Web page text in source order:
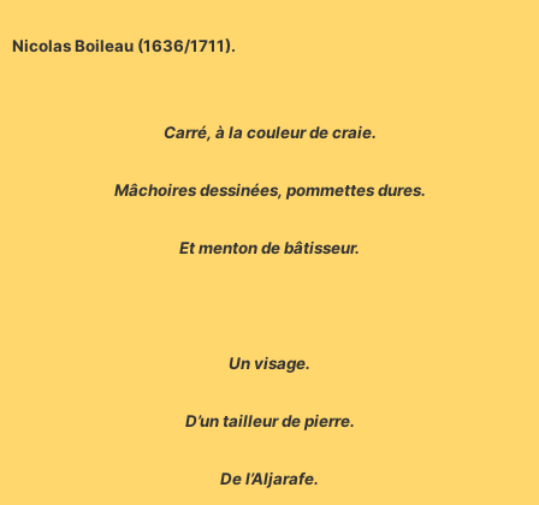
Nicolas Boileau (1636/1711).
Carré, à la couleur de craie.
Mâchoires dessinées, pommettes dures.
Et menton de bâtisseur.
Un visage.
D’un tailleur de pierre.
De l’Aljarafe.